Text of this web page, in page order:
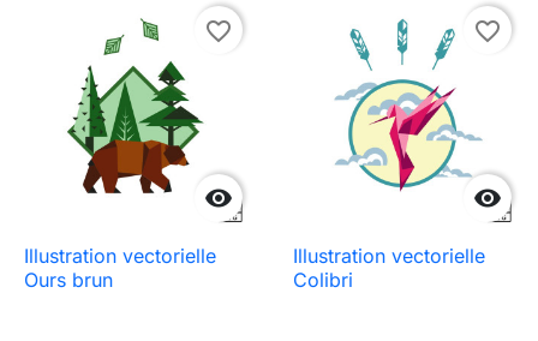

favorite_border
Illustration vectorielle
Ours brun

favorite_border
Illustration vectorielle
Colibri